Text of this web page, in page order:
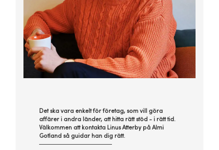
Det ska vara enkelt för företag, som vill göra
affärer i andra länder, att hitta rätt stöd - i rätt tid.
Välkommen att kontakta Linus Atterby på Almi
Gotland så guidar han dig rätt.